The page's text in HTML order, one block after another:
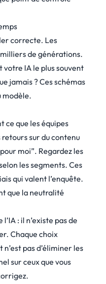
correcte. Les
de générations.
votre IA le plus souvent
jamais ? Ces schémas
modèle.
ce que les équipes
sur du contenu
moi”. Regardez les
les segments. Ces
qui valent l’enquête.
que la neutralité
: il n’existe pas de
Chaque choix
pas d’éliminer les
sur ceux que vous